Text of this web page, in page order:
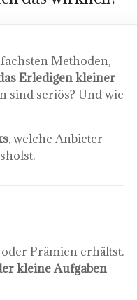
Methoden,
Erledigen kleiner
sind seriös? Und wie
, welche Anbieter
Prämien erhältst.
kleine Aufgaben